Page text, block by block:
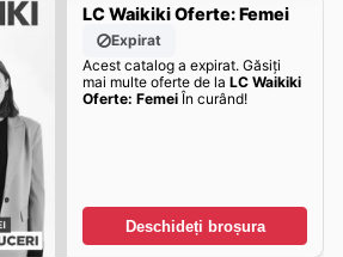
LC Waikiki Oferte: Femei
Expirat
Acest catalog a expirat. Găsiți
mai multe oferte de la LC Waikiki
Oferte: FemeiÎn curând!
Deschideți broșura